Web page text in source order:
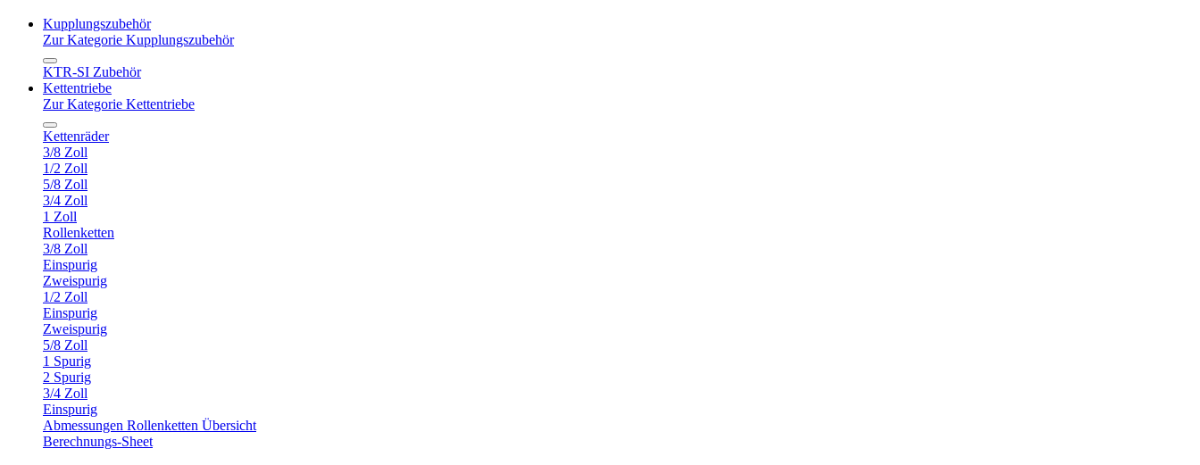
Kupplungszubehör
Zur Kategorie Kupplungszubehör
KTR-SI Zubehör
Kettentriebe
Zur Kategorie Kettentriebe
Kettenräder
3/8 Zoll
1/2 Zoll
5/8 Zoll
3/4 Zoll
1 Zoll
Rollenketten
3/8 Zoll
Einspurig
Zweispurig
1/2 Zoll
Einspurig
Zweispurig
5/8 Zoll
1 Spurig
2 Spurig
3/4 Zoll
Einspurig
Abmessungen Rollenketten Übersicht
Berechnungs-Sheet